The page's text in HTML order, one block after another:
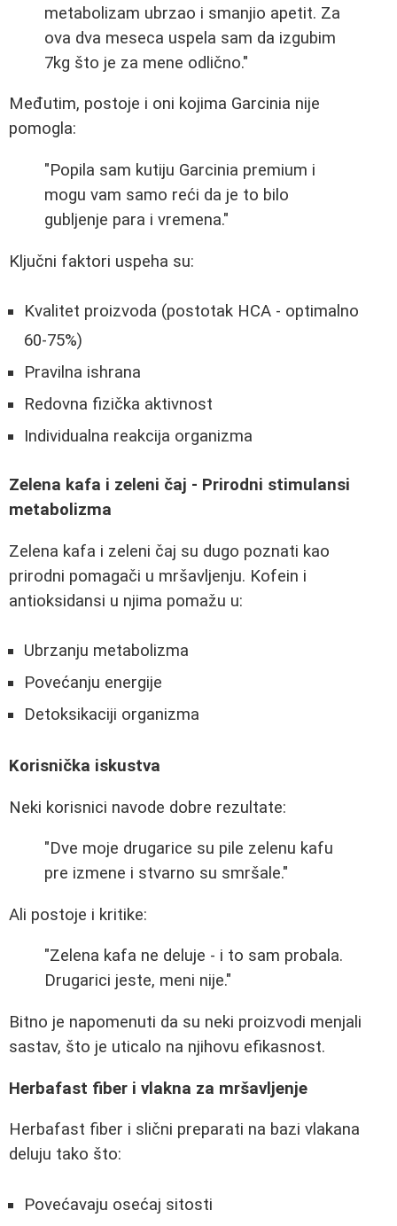
metabolizam ubrzao i smanjio apetit. Za
ova dva meseca uspela sam da izgubim
7kg što je za mene odlično."
Međutim, postoje i oni kojima Garcinia nije
pomogla:
"Popila sam kutiju Garcinia premium i
mogu vam samo reći da je to bilo
gubljenje para i vremena."
Ključni faktori uspeha su:
Kvalitet proizvoda (postotak HCA - optimalno
60-75%)
Pravilna ishrana
Redovna fizička aktivnost
Individualna reakcija organizma
Zelena kafa i zeleni čaj - Prirodni stimulansi
metabolizma
Zelena kafa i zeleni čaj su dugo poznati kao
prirodni pomagači u mršavljenju. Kofein i
antioksidansi u njima pomažu u:
Ubrzanju metabolizma
Povećanju energije
Detoksikaciji organizma
Korisnička iskustva
Neki korisnici navode dobre rezultate:
"Dve moje drugarice su pile zelenu kafu
pre izmene i stvarno su smršale."
Ali postoje i kritike:
"Zelena kafa ne deluje - i to sam probala.
Drugarici jeste, meni nije."
Bitno je napomenuti da su neki proizvodi menjali
sastav, što je uticalo na njihovu efikasnost.
Herbafast fiber i vlakna za mršavljenje
Herbafast fiber i slični preparati na bazi vlakana
deluju tako što:
Povećavaju osećaj sitosti